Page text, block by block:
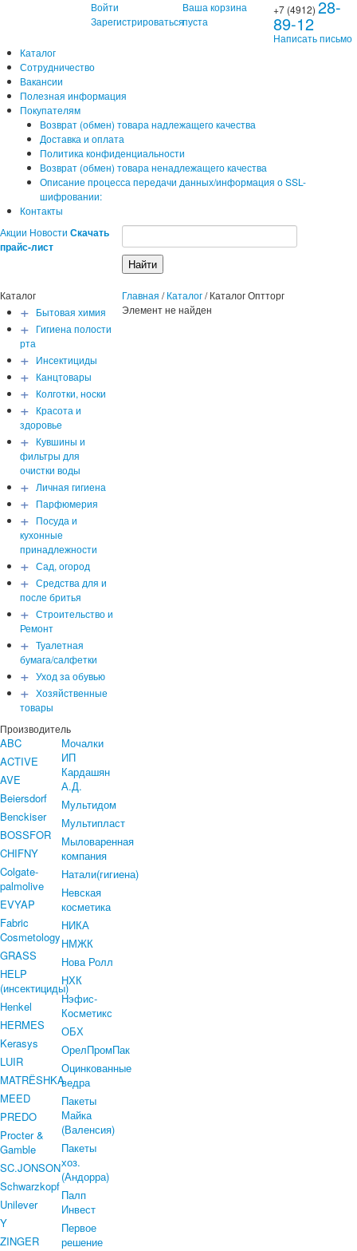
Войти
Зарегистрироваться
Ваша корзина
пуста
+7 (4912)28-
89-12
Написать письмо
Каталог
Сотрудничество
Вакансии
Полезная информация
Покупателям
Возврат (обмен) товара надлежащего качества
Доставка и оплата
Политика конфиденциальности
Возврат (обмен) товара ненадлежащего качества
Описание процесса передачи данных/информация о SSL-
шифровании:
Контакты
Акции Новости Скачать
прайс-лист
Каталог
+ Бытовая химия
+ Гигиена полости
рта
+ Инсектициды
+ Канцтовары
+ Колготки, носки
+ Красота и
здоровье
+ Кувшины и
фильтры для
очистки воды
+ Личная гигиена
+ Парфюмерия
+ Посуда и
кухонные
принадлежности
+ Сад, огород
+ Средства для и
после бритья
+ Строительство и
Ремонт
+ Туалетная
бумага/салфетки
+ Уход за обувью
+ Хозяйственные
товары
Производитель
ABC
ACTIVE
AVE
Beiersdorf
Benckiser
BOSSFOR
CHIFNY
Colgate-
palmolive
EVYAP
Fabric
Cosmetology
GRASS
HELP
(инсектициды)
Henkel
HERMES
Kerasys
LUIR
MATRЁSHKA
MEED
PREDO
Procter &
Gamble
SC.JONSON
Schwarzkopf
Unilever
Y
ZINGER
Мочалки
ИП
Кардашян
А.Д.
Мультидом
Мультипласт
Мыловаренная
компания
Натали(гигиена)
Невская
косметика
НИКА
НМЖК
Нова Ролл
НХК
Нэфис-
Косметикс
ОБХ
ОрелПромПак
Оцинкованные
ведра
Пакеты
Майка
(Валенсия)
Пакеты
хоз.
(Андорра)
Палп
Инвест
Первое
решение
Главная /Каталог/Каталог Оптторг
Элемент не найден